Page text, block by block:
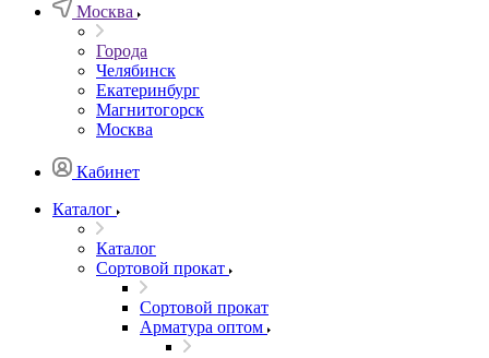
Москва
Города
Челябинск
Екатеринбург
Магнитогорск
Москва
Кабинет
Каталог
Каталог
Сортовой прокат
Сортовой прокат
Арматура оптом